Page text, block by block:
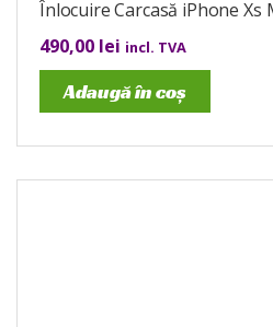
Înlocuire Carcasă iPhone Xs
490,00 lei incl. TVA
Adaugă în coș